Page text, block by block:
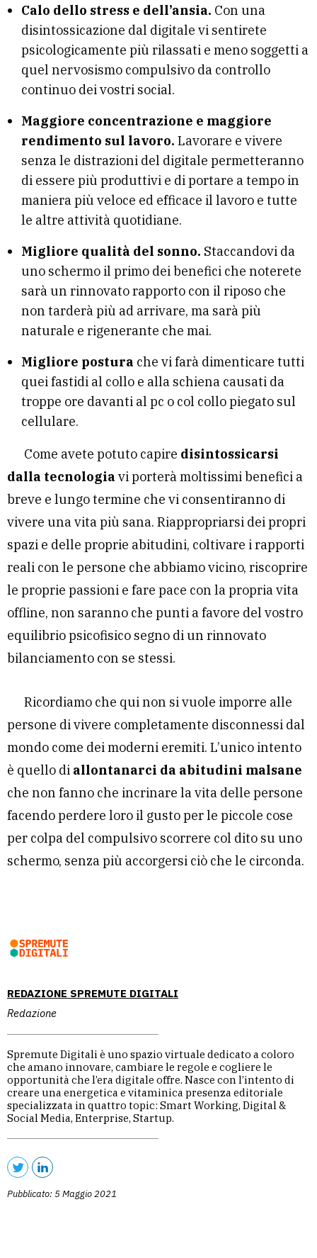
REDAZIONE SPREMUTE DIGITALI
Redazione
Spremute Digitali è uno spazio virtuale dedicato a coloro
che amano innovare, cambiare le regole e cogliere le
opportunità che l’era digitale offre. Nasce con l’intento di
creare una energetica e vitaminica presenza editoriale
specializzata in quattro topic: Smart Working, Digital &
Social Media, Enterprise, Startup.
Pubblicato: 5 Maggio 2021
Calo dello stress e dell’ansia. Con una
disintossicazione dal digitale vi sentirete
psicologicamente più rilassati e meno soggetti a
quel nervosismo compulsivo da controllo
continuo dei vostri social.
Maggiore concentrazione e maggiore
rendimento sul lavoro. Lavorare e vivere
senza le distrazioni del digitale permetteranno
di essere più produttivi e di portare a tempo in
maniera più veloce ed efficace il lavoro e tutte
le altre attività quotidiane.
Migliore qualità del sonno. Staccandovi da
uno schermo il primo dei benefici che noterete
sarà un rinnovato rapporto con il riposo che
non tarderà più ad arrivare, ma sarà più
naturale e rigenerante che mai.
Migliore postura che vi farà dimenticare tutti
quei fastidi al collo e alla schiena causati da
troppe ore davanti al pc o col collo piegato sul
cellulare.
Come avete potuto capire disintossicarsi
dalla tecnologia vi porterà moltissimi benefici a
breve e lungo termine che vi consentiranno di
vivere una vita più sana. Riappropriarsi dei propri
spazi e delle proprie abitudini, coltivare i rapporti
reali con le persone che abbiamo vicino, riscoprire
le proprie passioni e fare pace con la propria vita
offline, non saranno che punti a favore del vostro
equilibrio psicofisico segno di un rinnovato
bilanciamento con se stessi.
Ricordiamo che qui non si vuole imporre alle
persone di vivere completamente disconnessi dal
mondo come dei moderni eremiti. L’unico intento
è quello di allontanarci da abitudini malsane
che non fanno che incrinare la vita delle persone
facendo perdere loro il gusto per le piccole cose
per colpa del compulsivo scorrere col dito su uno
schermo, senza più accorgersi ciò che le circonda.